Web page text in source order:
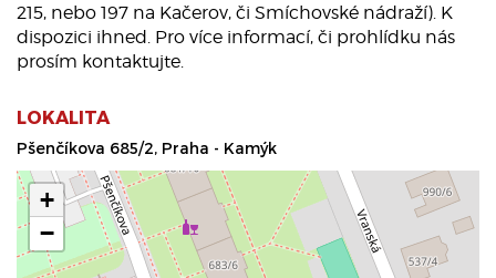
215, nebo 197 na Kačerov, či Smíchovské nádraží). K
dispozici ihned. Pro více informací, či prohlídku nás
prosím kontaktujte.
LOKALITA
Pšenčíkova 685/2, Praha - Kamýk
+
−